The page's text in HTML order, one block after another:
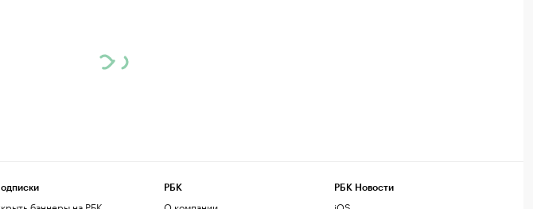
РБК РБК Новости